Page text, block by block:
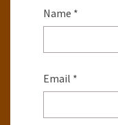
Name *
Email *